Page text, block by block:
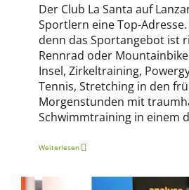
Der Club La Santa auf
Sportlern eine Top-
denn das Sportangebot ist
Rennrad oder
Insel, Zirkeltraining,
Tennis, Stretching in den
Morgenstunden mit
Schwimmtraining in einem
Weiterlesen